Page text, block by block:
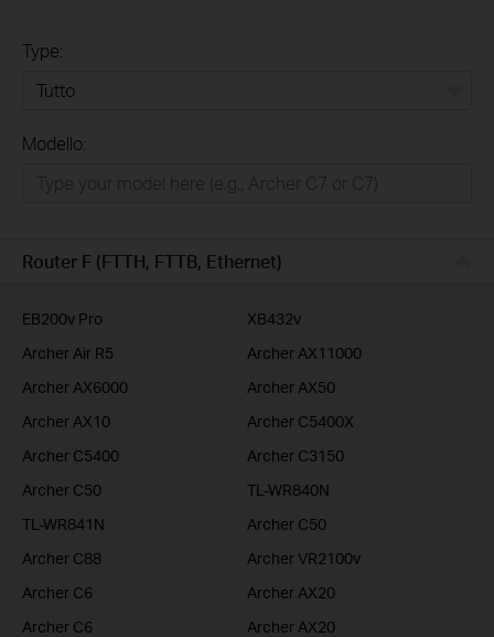
Type:
Business
Modello:
Router F (FTTH, FTTB, Ethernet)
EB200v Pro
XB432v
Archer Air R5
Archer AX11000
Archer AX6000
Archer AX50
Archer AX10
Archer C5400X
Archer C5400
Archer C3150
Archer C50
TL-WR840N
TL-WR841N
Archer C50
Archer C88
Archer VR2100v
Archer C6
Archer AX20
Archer C6
Archer AX20